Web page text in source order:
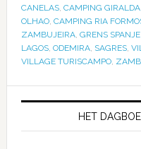
CANELAS, CAMPING GIRALDA,
OLHAO, CAMPING RIA
ZAMBUJEIRA, GRENS
LAGOS, ODEMIRA, SAGRES,
VILLAGE TURISCAMPO,
HET